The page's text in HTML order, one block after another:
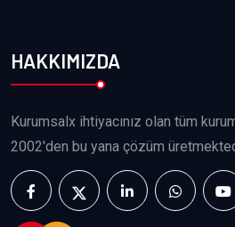
HAKKIMIZDA
Kurumsalx ihtiyacınız olan tüm
2002'den bu yana çözüm